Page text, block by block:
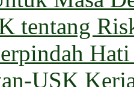
tentang
USK